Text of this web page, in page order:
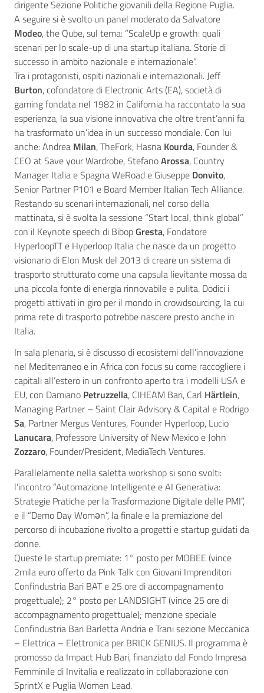
dirigente Sezione Politiche giovanili della Regione Puglia.
A seguire si è svolto un panel moderato da Salvatore
Modeo, the Qube, sul tema: “ScaleUp e growth: quali
scenari per lo scale-up di una startup italiana. Storie di
successo in ambito nazionale e internazionale”.
Tra i protagonisti, ospiti nazionali e internazionali. Jeff
Burton, cofondatore di Electronic Arts (EA), società di
gaming fondata nel 1982 in California ha raccontato la sua
esperienza, la sua visione innovativa che oltre trent’anni fa
ha trasformato un’idea in un successo mondiale. Con lui
anche: Andrea Milan, TheFork, Hasna Kourda, Founder &
CEO at Save your Wardrobe, StefanoArossa, Country
Manager Italia e Spagna WeRoad e Giuseppe Donvito,
Senior Partner P101 e Board Member Italian Tech Alliance.
Restando su scenari internazionali, nel corso della
mattinata, si è svolta la sessione “Start local, think global”
con il Keynote speech di BibopGresta, Fondatore
HyperloopTT e Hyperloop Italia che nasce da un progetto
visionario di Elon Musk del 2013 di creare un sistema di
trasporto strutturato come una capsula lievitante mossa da
una piccola fonte di energia rinnovabile e pulita. Dodici i
progetti attivati in giro per il mondo in crowdsourcing, la cui
prima rete di trasporto potrebbe nascere presto anche in
Italia.
In sala plenaria, si è discusso di ecosistemi dell’innovazione
nel Mediterraneo e in Africa con focus su come raccogliere i
capitali all’estero in un confronto aperto tra i modelli USA e
EU, con Damiano Petruzzella, CIHEAM Bari, Carl Härtlein,
Managing Partner – Saint Clair Advisory & Capital e Rodrigo
Sa, Partner Mergus Ventures, Founder Hyperloop, Lucio
Lanucara, Professore University of New Mexico e John
Zozzaro, Founder/President, MediaTech Ventures.
Parallelamente nella saletta workshop si sono svolti:
l’incontro “Automazione Intelligente e AI Generativa:
Strategie Pratiche per la Trasformazione Digitale delle PMI”,
e il “Demo Day Womən”, la finale e la premiazione del
percorso di incubazione rivolto a progetti e startup guidati da
donne.
Queste le startup premiate: 1° posto per MOBEE (vince
2mila euro offerto da Pink Talk con Giovani Imprenditori
Confindustria Bari BAT e 25 ore di accompagnamento
progettuale); 2° posto per LANDSIGHT (vince 25 ore di
accompagnamento progettuale); menzione speciale
Confindustria Bari Barletta Andria e Trani sezione Meccanica
– Elettrica – Elettronica per BRICK GENIUS. Il programma è
promosso da Impact Hub Bari, finanziato dal Fondo Impresa
Femminile di Invitalia e realizzato in collaborazione con
SprintX e Puglia Women Lead.